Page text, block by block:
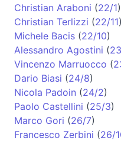
Christian Araboni (22/1)
Christian Terlizzi (22/11)
Michele Bacis (22/10)
Alessandro Agostini (
Vincenzo Marruocco (
Dario Biasi (24/8)
Nicola Padoin (24/2)
Paolo Castellini (25/3)
Marco Gori (26/7)
Francesco Zerbini (26/